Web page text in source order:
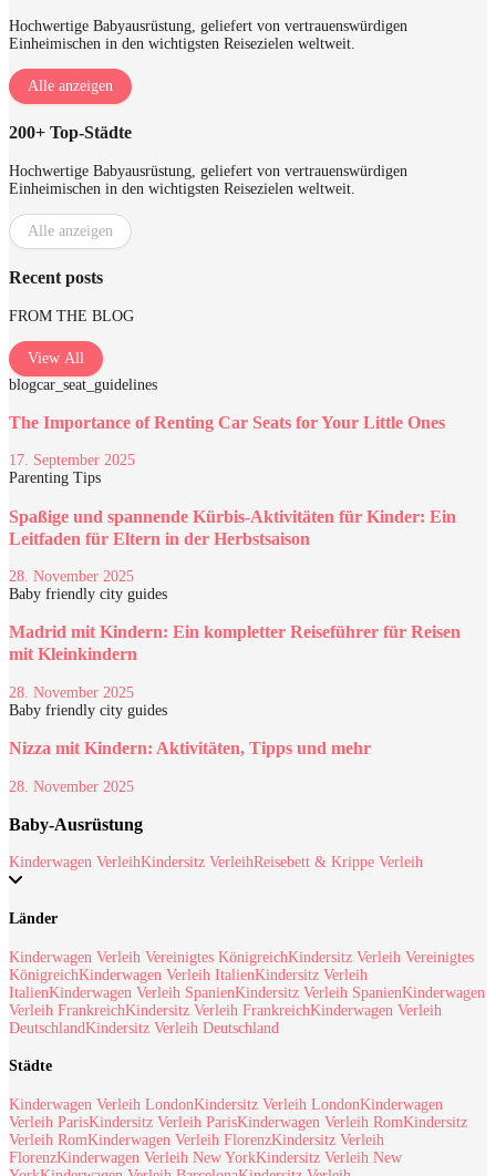
Hochwertige Babyausrüstung, geliefert von vertrauenswürdigen
Einheimischen in den wichtigsten Reisezielen weltweit.
Alle anzeigen
200+ Top‑Städte
Hochwertige Babyausrüstung, geliefert von vertrauenswürdigen
Einheimischen in den wichtigsten Reisezielen weltweit.
Alle anzeigen
Recent posts
FROM THE BLOG
View All
blogcar_seat_guidelines
The Importance of Renting Car Seats for Your Little Ones
17. September 2025
Parenting Tips
Spaßige und spannende Kürbis-Aktivitäten für Kinder: Ein
Leitfaden für Eltern in der Herbstsaison
28. November 2025
Baby friendly city guides
Madrid mit Kindern: Ein kompletter Reiseführer für Reisen
mit Kleinkindern
28. November 2025
Baby friendly city guides
Nizza mit Kindern: Aktivitäten, Tipps und mehr
28. November 2025
Baby-Ausrüstung
Kinderwagen VerleihKindersitz VerleihReisebett & Krippe Verleih
Länder
Kinderwagen Verleih Vereinigtes KönigreichKindersitz Verleih Vereinigtes
KönigreichKinderwagen Verleih ItalienKindersitz Verleih
ItalienKinderwagen Verleih SpanienKindersitz Verleih SpanienKinderwagen
Verleih FrankreichKindersitz Verleih FrankreichKinderwagen Verleih
DeutschlandKindersitz Verleih Deutschland
Städte
Kinderwagen Verleih LondonKindersitz Verleih LondonKinderwagen
Verleih ParisKindersitz Verleih ParisKinderwagen Verleih RomKindersitz
Verleih RomKinderwagen Verleih FlorenzKindersitz Verleih
FlorenzKinderwagen Verleih New YorkKindersitz Verleih New